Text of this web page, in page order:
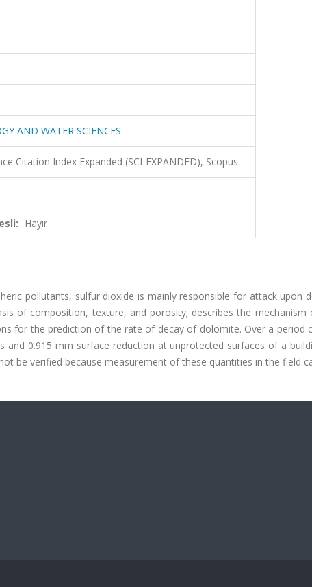
AND WATER SCIENCES
Citation Index Expanded (SCI-EXPANDED), Scopus
Hayır
pollutants, sulfur dioxide is mainly responsible for attack upon
of composition, texture, and porosity; describes the mechanism
for the prediction of the rate of decay of dolomite. Over a period
0.915 mm surface reduction at unprotected surfaces of a
be verified because measurement of these quantities in the field